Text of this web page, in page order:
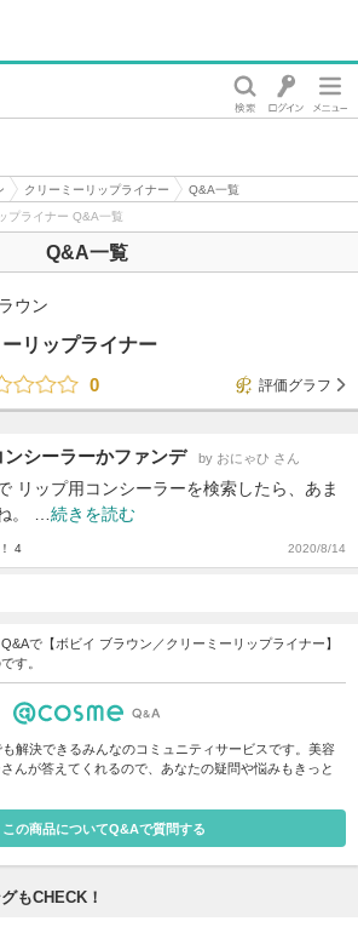
クリーミーリップライナー
Q&A一覧
プライナー Q&A一覧
Q&A一覧
ウン
リップライナー
0
評価グラフ
ンシーラーかファンデ by おにゃひ さん
リップ用コンシーラーを検索したら、あま
。 … 続きを読む
4 2020/8/14
で【ボビイ ブラウン／クリーミーリップライナー】
す。
解決できるみんなのコミュニティサービスです。美容
んが答えてくれるので、あなたの疑問や悩みもきっと
この商品についてQ&Aで質問する
もCHECK！